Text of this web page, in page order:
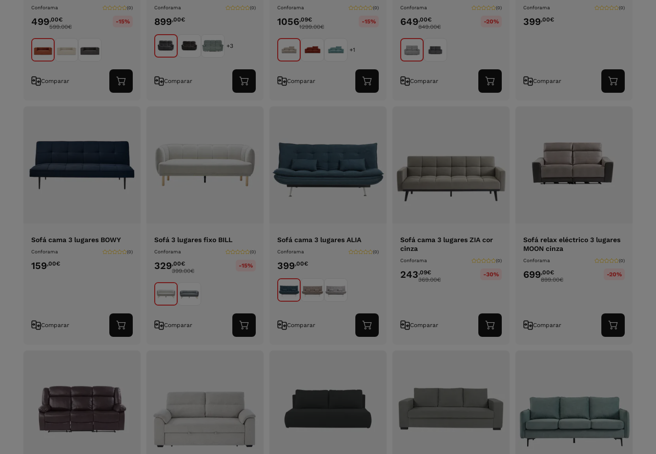
Conforama (0)
499,00€
599.00€
-15%
Comparar
Adicionar
ao
Conforama (0)
899,00€
+3
Comparar
Adicionar
ao
Conforama (0)
1056,09€
1299.00€
-15%
+1
Comparar
Adicionar
ao
Conforama (0)
649,00€
849.00€
-20%
Comparar
Adicionar
ao
Conforama (0)
399,00€
Comparar
Adicionar
ao
Sofá cama 3 lugares BOWY
Conforama (0)
159,00€
Comparar
Adicionar
ao
Sofá 3 lugares fixo BILL
Conforama (0)
329,00€
399.00€
-15%
Comparar
Adicionar
ao
Sofá cama 3 lugares ALIA
Conforama (0)
399,00€
Comparar
Adicionar
ao
Sofá cama 3 lugares ZIA cor
cinza
Conforama (0)
243,09€
369.00€
-30%
Comparar
Adicionar
ao
Sofá relax eléctrico 3 lugares
MOON cinza
Conforama (0)
699,00€
899.00€
-20%
Comparar
Adicionar
ao